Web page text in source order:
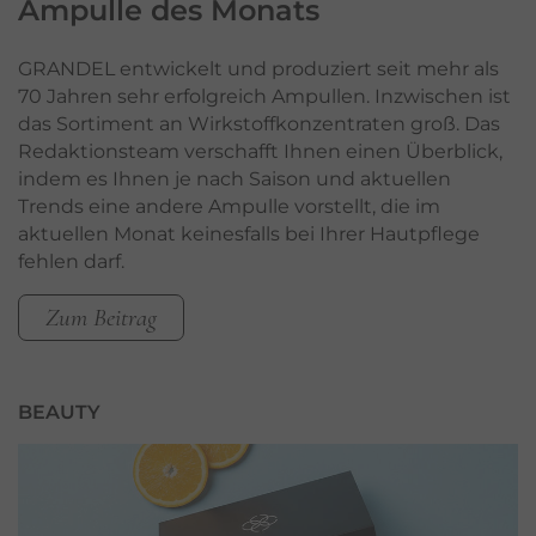
Ampulle des Monats
GRANDEL entwickelt und produziert seit mehr als
70 Jahren sehr erfolgreich Ampullen. Inzwischen ist
das Sortiment an Wirkstoffkonzentraten groß. Das
Redaktionsteam verschafft Ihnen einen Überblick,
indem es Ihnen je nach Saison und aktuellen
Trends eine andere Ampulle vorstellt, die im
aktuellen Monat keinesfalls bei Ihrer Hautpflege
fehlen darf.
Zum Beitrag
BEAUTY